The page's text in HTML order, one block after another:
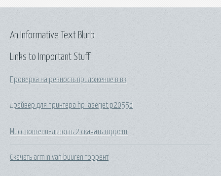
Links to Important Stuff
Проверка на ревность приложение в вк
Драйвер для принтера hp laserjet p2055d
Мисс конгениальность 2 скачать торрент
Скачать armin van buuren торрент
An Informative Text Blurb